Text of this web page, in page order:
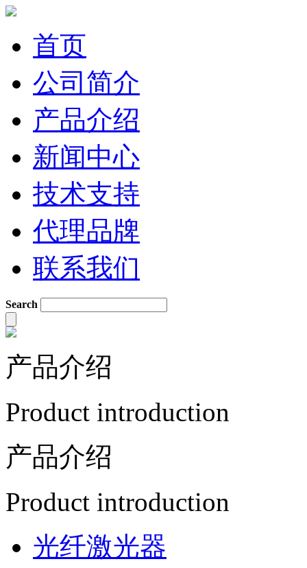
首页
公司简介
产品介绍
新闻中心
技术支持
代理品牌
联系我们
Search
产品介绍
Product introduction
产品介绍
Product introduction
光纤激光器